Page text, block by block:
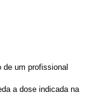
de um profissional
a dose indicada na